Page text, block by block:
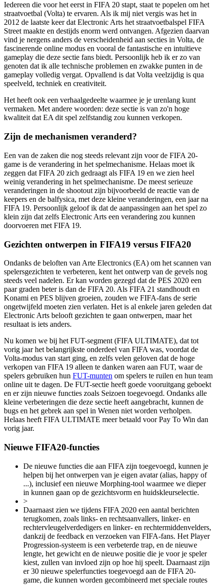
Iedereen die voor het eerst in FIFA 20 stapt, staat te popelen om het
straatvoetbal (Volta) te ervaren. Als ik mij niet vergis was het in
2012 de laatste keer dat Electronic Arts het straatvoetbalspel FIFA
Street maakte en destijds enorm werd ontvangen. Afgezien daarvan
vind je nergens anders de verscheidenheid aan secties in Volta, de
fascinerende online modus en vooral de fantastische en intuïtieve
gameplay die deze sectie fans biedt. Persoonlijk heb ik er zo van
genoten dat ik alle technische problemen en zwakke punten in de
gameplay volledig vergat. Opvallend is dat Volta veelzijdig is qua
speelveld, techniek en creativiteit.
Het heeft ook een verhaalgedeelte waarmee je je urenlang kunt
vermaken. Met andere woorden: deze sectie is van zo'n hoge
kwaliteit dat EA dit spel zelfstandig zou kunnen verkopen.
Zijn de mechanismen veranderd?
Een van de zaken die nog steeds relevant zijn voor de FIFA 20-
game is de verandering in het spelmechanisme. Helaas moet ik
zeggen dat FIFA 20 zich gedraagt als FIFA 19 en we zien heel
weinig verandering in het spelmechanisme. De meest serieuze
veranderingen in de shootout zijn bijvoorbeeld de reactie van de
keepers en de balfysica, met deze kleine veranderingen, een jaar na
FIFA 19. Persoonlijk geloof ik dat de aanpassingen aan het spel zo
klein zijn dat zelfs Electronic Arts een verandering zou kunnen
doorvoeren met FIFA 19.
Gezichten ontwerpen in FIFA19 versus FIFA20
Ondanks de beloften van Arte Electronics (EA) om het scannen van
spelersgezichten te verbeteren, kent het ontwerp van de gevels nog
steeds veel nadelen. Er kan worden gezegd dat de PES 2020 een
paar graden beter is dan de FIFA 20. Als FIFA 21 standhoudt en
Konami en PES blijven groeien, zouden we FIFA-fans de serie
ongetwijfeld moeten zien verlaten. Het is al enkele jaren geleden dat
Electronic Arts belooft gezichten te gaan ontwerpen, maar het
resultaat is iets anders.
Nu komen we bij het FUT-segment (FIFA ULTIMATE), dat tot
vorig jaar het belangrijkste onderdeel van FIFA was, voordat de
Volta-modus van start ging, en zelfs velen geloven dat de hoge
verkopen van FIFA 19 alleen te danken waren aan FUT, waar de
spelers gebruiken hun FUT-munten om spelers te ruilen en hun team
online uit te dagen. De FUT-sectie heeft goede vooruitgang geboekt
en er zijn nieuwe functies zoals Seizoen toegevoegd. Ondanks alle
kleine verbeteringen die deze sectie heeft aangebracht, kunnen de
bugs en het gebrek aan spel in Wenen niet worden verholpen.
Helaas heeft FIFA ULTIMATE meer betaald voor Pay To Win dan
vorig jaar.
Nieuwe FIFA20-functies
De nieuwe functies die aan FIFA zijn toegevoegd, kunnen je
helpen bij het ontwerpen van je eigen avatar (alias, happy of
...), inclusief een nieuwe Morphing-tool waarmee we dieper
in kunnen gaan op de gezichtsvorm en huidskleurselectie.
>
Daarnaast zien we tijdens FIFA 2020 een aantal berichten
terugkomen, zoals links- en rechtsaanvallers, linker- en
rechtervleugelverdedigers en linker- en rechtermiddenvelders,
dankzij de feedback en verzoeken van FIFA-fans. Het Player
Progression-systeem is een verbeterde trap, en de nieuwe
lengte, het gewicht en de nieuwe positie die je voor je speler
kiest, zullen van invloed zijn op hoe hij speelt. Daarnaast zijn
er 30 nieuwe spelerfuncties toegevoegd aan de FIFA 20-
game, die kunnen worden gecombineerd met speciale routes